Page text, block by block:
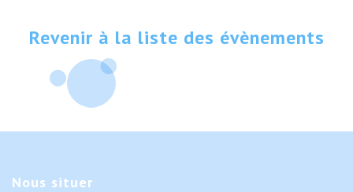
Revenir à la liste des évènements
Nous situer